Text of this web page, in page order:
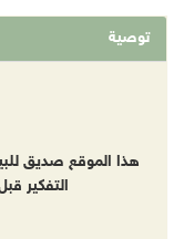
توصية
هذا الموقع صديق
التفكير